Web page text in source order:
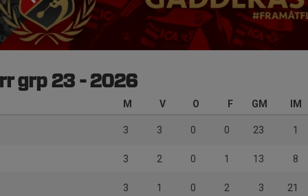
grp 23 - 2026
M V O F GM IM
3 3 0 0 23 1
3 2 0 1 13 8
3 1 0 2 3 21